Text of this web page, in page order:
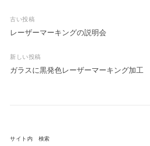
投
稿
ビ
ゲ
ー
古い投稿
レーザーマーキングの説明会
新しい投稿
ガラスに黒発色レーザーマーキング加工
サイト内 検索